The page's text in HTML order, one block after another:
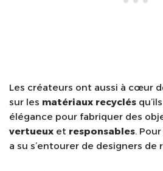
Les créateurs ont aussi à cœur
sur les matériaux recyclés
élégance pour fabriquer des
vertueux et responsables.
a su s’entourer de designers de